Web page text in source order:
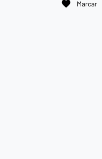
favorite Marcar